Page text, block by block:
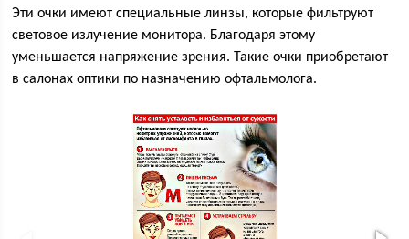
Эти очки имеют специальные линзы, которые фильтруют
световое излучение монитора. Благодаря этому
уменьшается напряжение зрения. Такие очки приобретают
в салонах оптики по назначению офтальмолога.